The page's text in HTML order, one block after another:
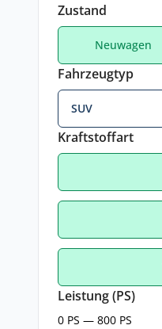
Zustand
Neuwagen
Fahrzeugtyp
SUV
Kraftstoffart
Leistung (PS)
0 PS — 800 PS